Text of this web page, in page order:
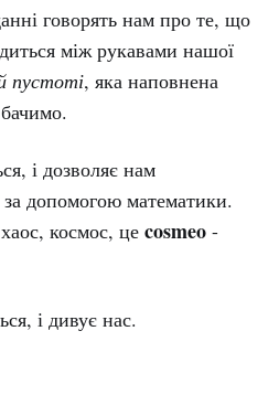
говорять нам про те, що
між рукавами нашої
пустоті, яка наповнена
і дозволяє нам
за допомогою математики.
космос, це cosmeo -
і дивує нас.